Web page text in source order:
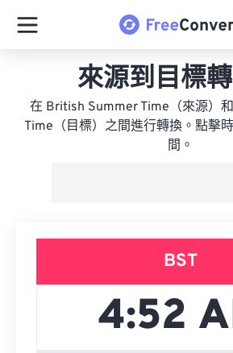
來源到目標
在 British Summer Time（來源）
Time（目標）之間進行轉換。點擊
間。
BST